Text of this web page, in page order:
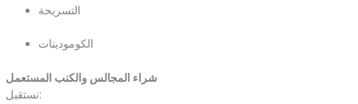
التسريحة
الكومودينات
شراء المجالس والكنب المستعمل
نستقبل: